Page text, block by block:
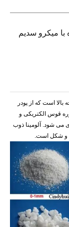
با میکرو سدیم
بالا است که از پودر
سانتیگراد در کوره قوس الکتریکی و
می شود. آلومینا ذوب
و شکل است.